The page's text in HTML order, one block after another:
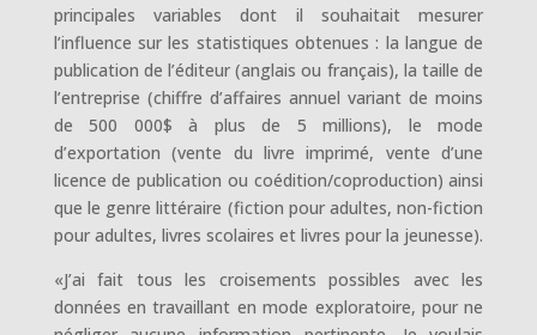
principales variables dont il souhaitait mesurer
l’influence sur les statistiques obtenues : la langue de
publication de l’éditeur (anglais ou français), la taille de
l’entreprise (chiffre d’affaires annuel variant de moins
de 500 000$ à plus de 5 millions), le mode
d’exportation (vente du livre imprimé, vente d’une
licence de publication ou coédition/coproduction) ainsi
que le genre littéraire (fiction pour adultes, non-fiction
pour adultes, livres scolaires et livres pour la jeunesse).
«J’ai fait tous les croisements possibles avec les
données en travaillant en mode exploratoire, pour ne